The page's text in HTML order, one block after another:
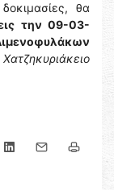
θα
την 09-03-